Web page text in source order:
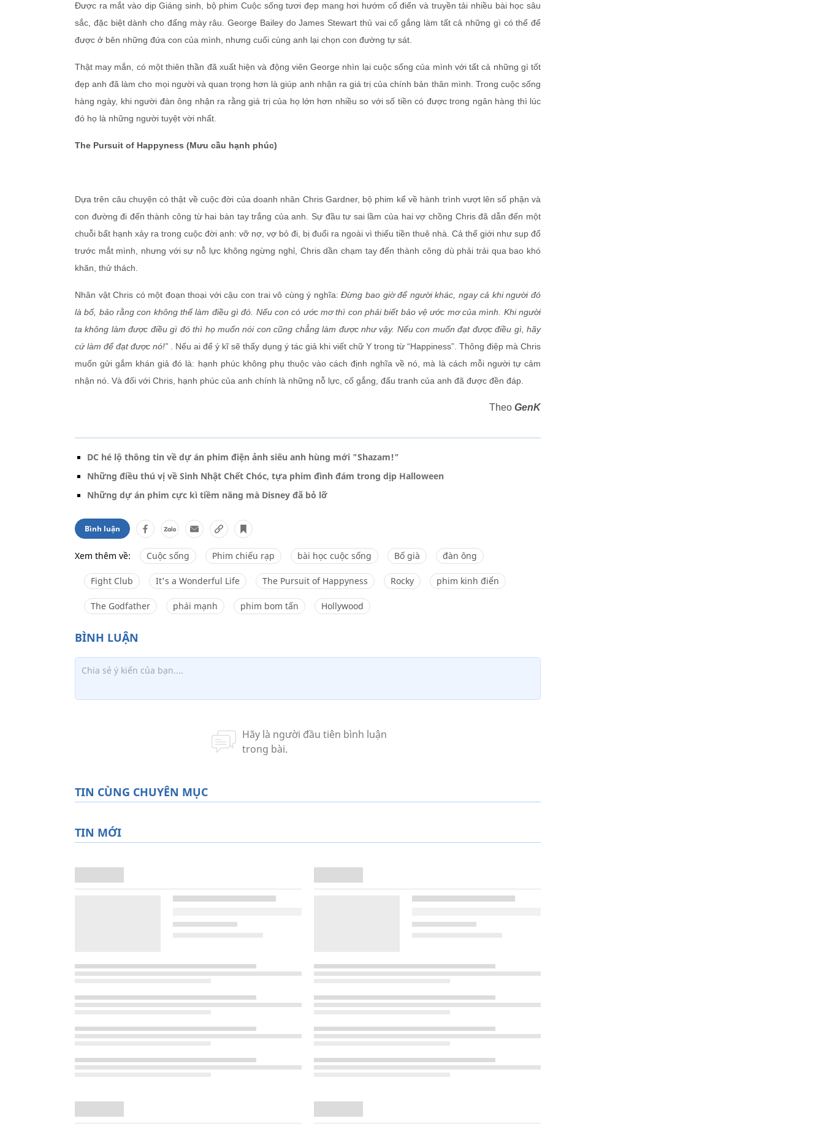
Được ra mắt vào dịp Giáng sinh, bộ phim Cuộc sống tươi đẹp mang hơi hướm cổ điển và truyền tải nhiều bài học sâu
sắc, đặc biệt dành cho đấng mày râu. George Bailey do James Stewart thủ vai cố gắng làm tất cả những gì có thể để
được ở bên những đứa con của mình, nhưng cuối cùng anh lại chọn con đường tự sát.
Thật may mắn, có một thiên thần đã xuất hiện và động viên George nhìn lại cuộc sống của mình với tất cả những gì tốt
đẹp anh đã làm cho mọi người và quan trọng hơn là giúp anh nhận ra giá trị của chính bản thân mình. Trong cuộc sống
hàng ngày, khi người đàn ông nhận ra rằng giá trị của họ lớn hơn nhiều so với số tiền có được trong ngân hàng thì lúc
đó họ là những người tuyệt vời nhất.
The Pursuit of Happyness (Mưu cầu hạnh phúc)
Dựa trên câu chuyện có thật về cuộc đời của doanh nhân Chris Gardner, bộ phim kể về hành trình vượt lên số phận và
con đường đi đến thành công từ hai bàn tay trắng của anh. Sự đầu tư sai lầm của hai vợ chồng Chris đã dẫn đến một
chuỗi bất hạnh xảy ra trong cuộc đời anh: vỡ nợ, vợ bỏ đi, bị đuổi ra ngoài vì thiếu tiền thuê nhà. Cả thế giới như sụp đổ
trước mắt mình, nhưng với sự nỗ lực không ngừng nghỉ, Chris dần chạm tay đến thành công dù phải trải qua bao khó
khăn, thử thách.
Nhân vật Chris có một đoạn thoại với cậu con trai vô cùng ý nghĩa:Đừng bao giờ để người khác, ngay cả khi người đó
là bố, bảo rằng con không thể làm điều gì đó. Nếu con có ước mơ thì con phải biết bảo vệ ước mơ của mình. Khi người
ta không làm được điều gì đó thì họ muốn nói con cũng chẳng làm được như vậy. Nếu con muốn đạt được điều gì, hãy
cứ làm để đạt được nó!” . Nếu ai để ý kĩ sẽ thấy dụng ý tác giả khi viết chữ Y trong từ “Happiness”. Thông điệp mà Chris
muốn gửi gắm khán giả đó là: hạnh phúc không phụ thuộc vào cách định nghĩa về nó, mà là cách mỗi người tự cảm
nhận nó. Và đối với Chris, hạnh phúc của anh chính là những nỗ lực, cố gắng, đấu tranh của anh đã được đền đáp.
Theo GenK
DC hé lộ thông tin về dự án phim điện ảnh siêu anh hùng mới "Shazam!"
Những điều thú vị về Sinh Nhật Chết Chóc, tựa phim đình đám trong dịp Halloween
Những dự án phim cực kì tiềm năng mà Disney đã bỏ lỡ
Bình luận
Xem thêm về: Cuộc sống Phim chiếu rạp bài học cuộc sống Bố già đàn ông
Fight Club It's a Wonderful Life The Pursuit of Happyness Rocky phim kinh điển
The Godfather phái mạnh phim bom tấn Hollywood
TIN CÙNG CHUYÊN MỤC
TIN MỚI